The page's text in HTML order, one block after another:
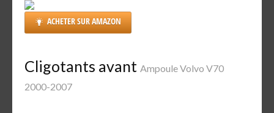
ACHETER SUR AMAZON
Cligotants avant Ampoule Volvo V70
2000-2007